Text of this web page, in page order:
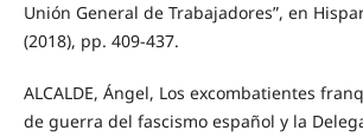
Unión General de Trabajadores”, en
(2018), pp. 409-437.
ALCALDE, Ángel, Los excombatientes
de guerra del fascismo español y la